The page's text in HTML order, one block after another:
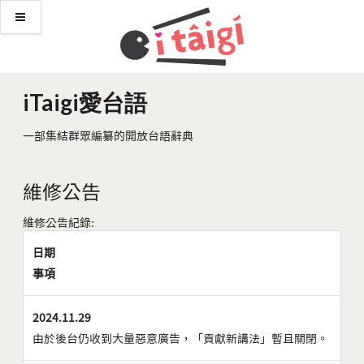
iTaigi愛台語
一部集結群眾編纂的開放台語辭典
維修公告
維修公告紀錄:
日期
事項
2024.11.29
由於後台仍收到大量惡意廣告，「貢獻新講法」暫且關閉。